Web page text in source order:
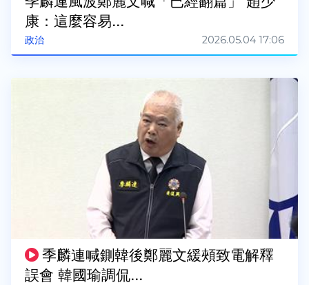
政治
康：這麼容易...
2026.05.04 17:06
季麟連喊鍘韓後鄭麗文緩頰致電解釋
誤會 韓國瑜調侃...